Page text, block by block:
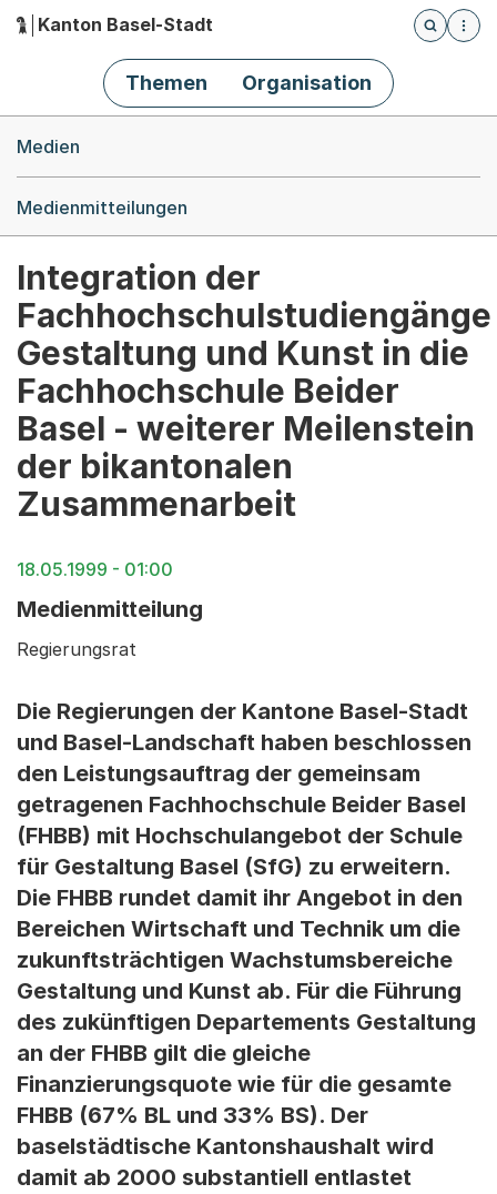
Hauptnavigation
Kanton Basel-Stadt
Öffnet
Themen Organisation
Medien
Medienmitteilungen
Integration der
Fachhochschulstudiengänge
Gestaltung und Kunst in die
Fachhochschule Beider
Basel - weiterer Meilenstein
der bikantonalen
Zusammenarbeit
18.05.1999 - 01:00
Medienmitteilung
Regierungsrat
Die Regierungen der Kantone Basel-Stadt
und Basel-Landschaft haben beschlossen
den Leistungsauftrag der gemeinsam
getragenen Fachhochschule Beider Basel
(FHBB) mit Hochschulangebot der Schule
für Gestaltung Basel (SfG) zu erweitern.
Die FHBB rundet damit ihr Angebot in den
Bereichen Wirtschaft und Technik um die
zukunftsträchtigen Wachstumsbereiche
Gestaltung und Kunst ab. Für die Führung
des zukünftigen Departements Gestaltung
an der FHBB gilt die gleiche
Finanzierungsquote wie für die gesamte
FHBB (67% BL und 33% BS). Der
baselstädtische Kantonshaushalt wird
damit ab 2000 substantiell entlastet